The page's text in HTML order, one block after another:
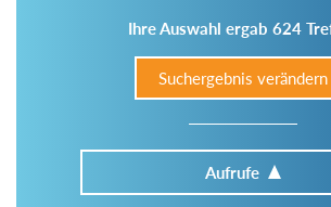
Ihre Auswahl ergab 624
Suchergebnis verändern
Aufrufe